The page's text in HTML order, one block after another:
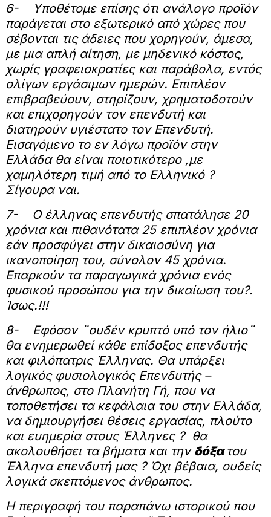
6-
Υποθέτομε επίσης ότι ανάλογο προϊόν
παράγεται στο εξωτερικό από χώρες που
σέβονται τις άδειες που χορηγούν, άμεσα,
με μια απλή αίτηση, με μηδενικό κόστος,
χωρίς γραφειοκρατίες και παράβολα, εντός
ολίγων εργάσιμων ημερών. Επιπλέον
επιβραβεύουν, στηρίζουν, χρηματοδοτούν
και επιχορηγούν τον επενδυτή και
διατηρούν υγιέστατο τον Επενδυτή.
Εισαγόμενο το εν λόγω προϊόν στην
Ελλάδα θα είναι ποιοτικότερο ,με
χαμηλότερη τιμή από το Ελληνικό ?
Σίγουρα ναι.
7-
Ο έλληνας επενδυτής σπατάλησε 20
χρόνια και πιθανότατα 25 επιπλέον χρόνια
εάν προσφύγει στην δικαιοσύνη για
ικανοποίηση του, σύνολον 45 χρόνια.
Επαρκούν τα παραγωγικά χρόνια ενός
φυσικού προσώπου για την δικαίωση του?.
Ίσως.!!!
8-
Εφόσον ¨ουδέν κρυπτό υπό τον ήλιο¨
θα ενημερωθεί κάθε επίδοξος επενδυτής
και φιλόπατρις Έλληνας. Θα υπάρξει
λογικός φυσιολογικός Επενδυτής –
άνθρωπος, στο Πλανήτη Γή, που να
τοποθετήσει τα κεφάλαια του στην Ελλάδα,
να δημιουργήσει θέσεις εργασίας, πλούτο
και ευημερία στους Έλληνες ? θα
ακολουθήσει τα βήματα και την δόξατου
Έλληνα επενδυτή μας ? Όχι βέβαια, ουδείς
λογικά σκεπτόμενος άνθρωπος.
Η περιγραφή του παραπάνω ιστορικού που